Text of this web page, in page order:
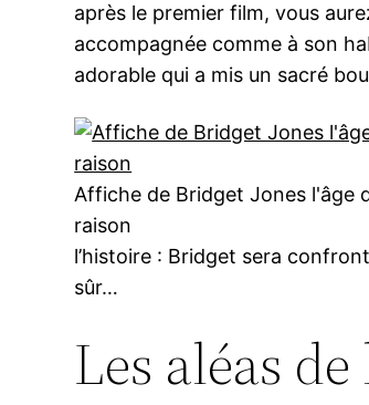
après le premier film, vous
accompagnée comme à son
adorable qui a mis un sacré
Affiche de Bridget Jones l'âge
raison
l’histoire : Bridget sera
sûr…
Les aléas